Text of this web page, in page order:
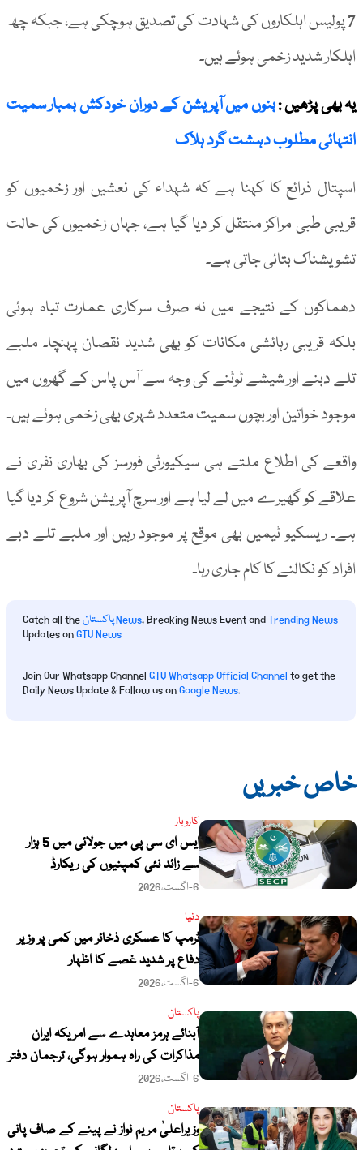
7 پولیس اہلکاروں کی شہادت کی تصدیق ہوچکی ہے، جبکہ چھ
اہلکار شدید زخمی ہوئے ہیں۔
یہ بھی پڑھیں :بنوں میں آپریشن کے دوران خودکش بمبار سمیت
انتہائی مطلوب دہشت گرد ہلاک
اسپتال ذرائع کا کہنا ہے کہ شہداء کی نعشیں اور زخمیوں کو
قریبی طبی مراکز منتقل کر دیا گیا ہے، جہاں زخمیوں کی حالت
تشویشناک بتائی جاتی ہے۔
دھماکوں کے نتیجے میں نہ صرف سرکاری عمارت تباہ ہوئی
بلکہ قریبی رہائشی مکانات کو بھی شدید نقصان پہنچا۔ ملبے
تلے دبنے اور شیشے ٹوٹنے کی وجہ سے آس پاس کے گھروں میں
موجود خواتین اور بچوں سمیت متعدد شہری بھی زخمی ہوئے ہیں۔
واقعے کی اطلاع ملتے ہی سیکیورٹی فورسز کی بھاری نفری نے
علاقے کو گھیرے میں لے لیا ہے اور سرچ آپریشن شروع کر دیا گیا
ہے۔ ریسکیو ٹیمیں بھی موقع پر موجود رہیں اور ملبے تلے دبے
افراد کو نکالنے کا کام جاری رہا۔
Catch all the پاکستان News, Breaking News Event andTrending News
Updates onGTV News
Join Our Whatsapp ChannelGTV Whatsapp Official Channelto get the
Daily News Update & Follow us onGoogle News
خاص خبریں
کاروبار
ایس ای سی پی میں جولائی میں 5 ہزار
سے زائد نئی کمپنیوں کی ریکارڈ
رجسٹریشن
6-اگست،2026
دنیا
ٹرمپ کا عسکری ذخائر میں کمی پر وزیر
دفاع پر شدید غصے کا اظہار
6-اگست،2026
پاکستان
آبنائے ہرمز معاہدے سے امریکہ ایران
مذاکرات کی راہ ہموار ہوگی، ترجمان دفتر
خارجہ
6-اگست،2026
پاکستان
وزیراعلیٰ مریم نواز نے پینے کے صاف پانی